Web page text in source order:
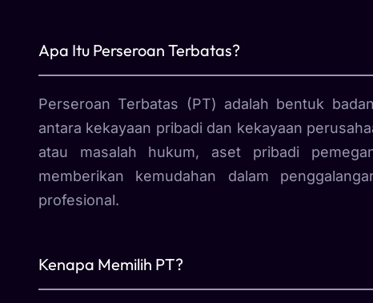
Apa Itu Perseroan Terbatas?
Perseroan Terbatas (PT) adalah bentuk
antara kekayaan pribadi dan kekayaan
atau masalah hukum, aset pribadi
memberikan kemudahan dalam
profesional.
Kenapa Memilih PT?